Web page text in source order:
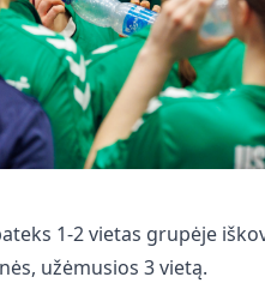
1-2 vietas grupėje
užėmusios 3 vietą.